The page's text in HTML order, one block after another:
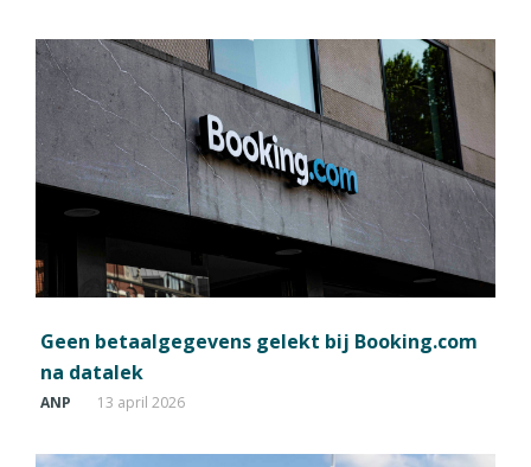
Geen betaalgegevens gelekt bij Booking.com
na datalek
ANP 13 april 2026